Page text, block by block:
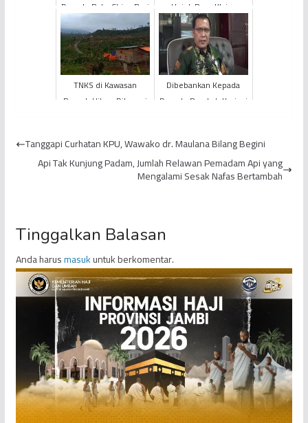
Daerah, PetroChina Beri
Bantuan Lapangan
Sepak Takraw
Unjuk Rasa Klaim
Kepemilikan Tanah
Diduduki PT. EWF
TNKS di Kawasan
Rumah Hitam Dikuasai
Dibebankan Kepada
Daerah, Pemkab Kerinci
Tanggapi Curhatan KPU, Wawako dr. Maulana Bilang Begini
Api Tak Kunjung Padam, Jumlah Relawan Pemadam Api yang
Mengalami Sesak Nafas Bertambah
Tinggalkan Balasan
Anda harusmasukuntuk berkomentar.